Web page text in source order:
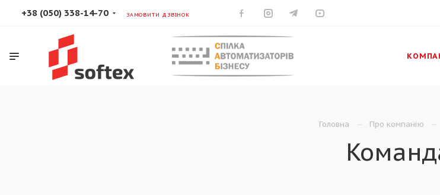
+38 (050) 338-14-70 ЗАМОВИТИ ДЗВІНОК
Головна Про компанію